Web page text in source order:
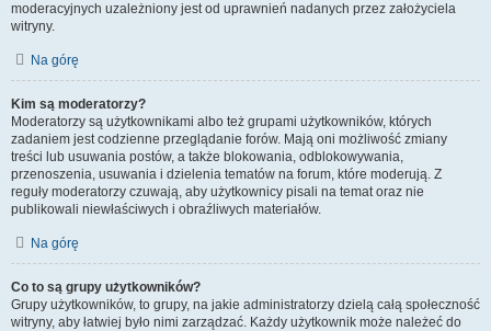
moderacyjnych uzależniony jest od uprawnień nadanych przez założyciela
witryny.
Na górę
Kim są moderatorzy?
Moderatorzy są użytkownikami albo też grupami użytkowników, których
zadaniem jest codzienne przeglądanie forów. Mają oni możliwość zmiany
treści lub usuwania postów, a także blokowania, odblokowywania,
przenoszenia, usuwania i dzielenia tematów na forum, które moderują. Z
reguły moderatorzy czuwają, aby użytkownicy pisali na temat oraz nie
publikowali niewłaściwych i obraźliwych materiałów.
Na górę
Co to są grupy użytkowników?
Grupy użytkowników, to grupy, na jakie administratorzy dzielą całą społeczność
witryny, aby łatwiej było nimi zarządzać. Każdy użytkownik może należeć do